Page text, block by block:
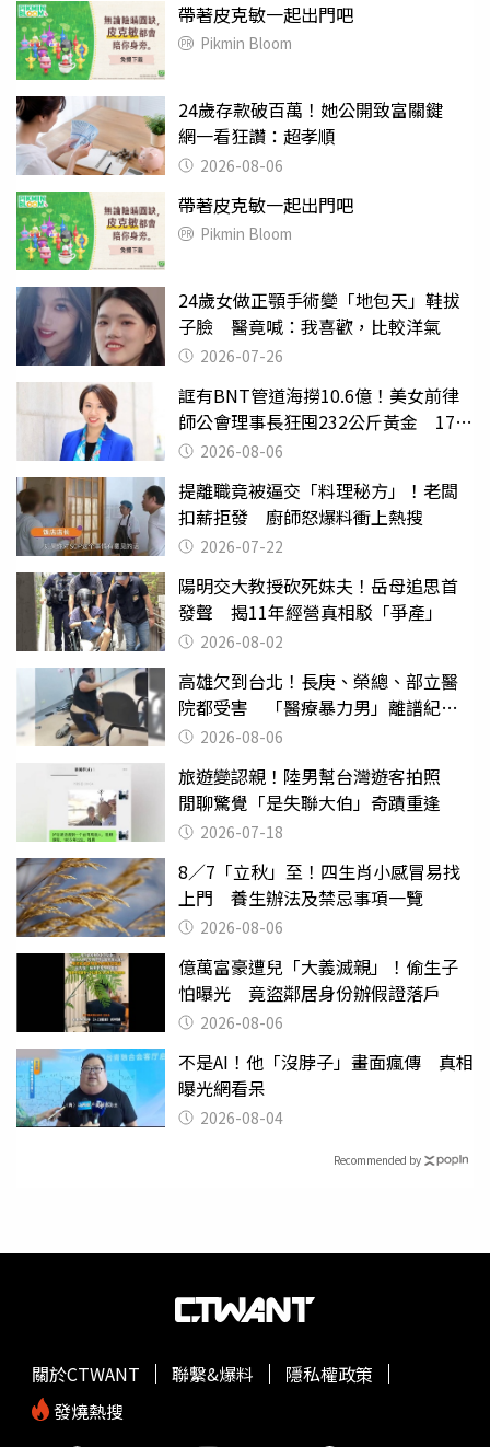
帶著皮克敏一起出門吧
Pikmin Bloom
24歲存款破百萬！她公開致富關鍵
網一看狂讚：超孝順
2026-08-06
帶著皮克敏一起出門吧
Pikmin Bloom
24歲女做正顎手術變「地包天」鞋拔
子臉 醫竟喊：我喜歡，比較洋氣
2026-07-26
誆有BNT管道海撈10.6億！美女前律
師公會理事長狂囤232公斤黃金 17人
遭起訴
2026-08-06
提離職竟被逼交「料理秘方」！老闆
扣薪拒發 廚師怒爆料衝上熱搜
2026-07-22
陽明交大教授砍死妹夫！岳母追思首
發聲 揭11年經營真相駁「爭產」
2026-08-02
高雄欠到台北！長庚、榮總、部立醫
院都受害 「醫療暴力男」離譜紀錄
曝光2026-08-06
旅遊變認親！陸男幫台灣遊客拍照
閒聊驚覺「是失聯大伯」奇蹟重逢
2026-07-18
8／7「立秋」至！四生肖小感冒易找
上門 養生辦法及禁忌事項一覽
2026-08-06
億萬富豪遭兒「大義滅親」！偷生子
怕曝光 竟盜鄰居身份辦假證落戶
2026-08-06
不是AI！他「沒脖子」畫面瘋傳 真相
曝光網看呆
2026-08-04
Recommended by
關於CTWANT 聯繫&爆料
隱私權政策
發燒熱搜